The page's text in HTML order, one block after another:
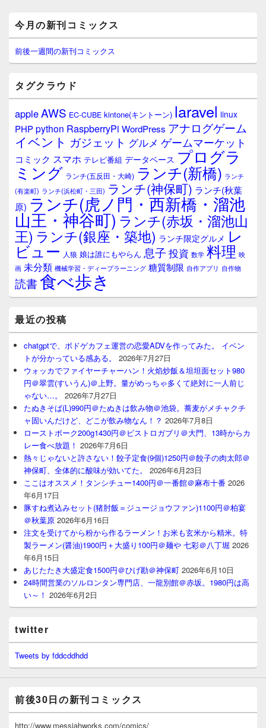
イ
ン
サ
イ
ウ
ィ
ジ
ェ
ア
今月の新刊コミックス
前後一週間の新刊コミックス
タグクラウド
appleAWS EC-CUBE kintone(キントーン) laravel linux
PHPpython RaspberryPi WordPress アナログゲーム
イベント ガジェット グルメ ゲームマーケット
コミック スマホ テレビ番組 データベース プログラ
ミング ランチ(五反田・大崎) ランチ(新橋) ランチ
(有楽町) ランチ(浜松町・三田) ランチ(神保町) ランチ(秋葉
原) ランチ(虎ノ門・西新橋・溜池
山王・神谷町) ランチ(赤坂・溜池山
王) ランチ(銀座・築地) ランチ限定グルメ レ
ビュー 人狼 娘は誰にもやらん 息子 投資 数学 料理 映
画 未分類 機械学習・ディープラーニング 糖質制限 自作アプリ 自作物
読書食べ歩き
最近の投稿
chatgptで、ボドゲカフェ運営の恋愛ADVを作ってみた。 イベン
トが分かっている感ある。
2026年7月27日
ウォッカでファイヤーチャーハン！火焰炒飯＆坦坦面セット980
円＠翠雲(すいうん)＠上野。量がめっちゃ多くて絶対に一人前じ
ゃない…。
2026年7月27日
たぬきそば(L)990円＠たぬきは飲み物＠池袋。蕎麦がメチャクチ
ャ固いんだけど、どこが飲み物なん！？ 2026年7月8日
ローストポーク200g1430円＠ビストロガブリ＠大門、13時からカ
レー食べ放題！ 2026年7月6日
熱々じゃないと許さない！餃子定食(9個)1250円＠餃子の肉太郎＠
神保町、全体的に酸味が効いてた。
2026年6月23日
ここはオススメ！タンシチュー1400円＠一番館＠麻布十番 2026
年6月17日
豚すね煮込みセット(猪肘飯＝ジュージョウファン)1100円＠柏宴
＠秋葉原 2026年6月16日
注文を受けてから粉から作るラーメン！お米も玄米から精米。特
製ラーメン(醤油)1900円＋大盛り100円＠麺や 七彩＠八丁堀 2026
年6月15日
あじたたき大盛定食1500円＠ひげ勘＠神保町 2026年6月10日
24時間営業のソルロンタン専門店、一龍別館＠赤坂。1980円は高
い～！ 2026年6月2日
twitter
Tweets by fddcddhdd
前後30日の新刊コミックス
http://www.messiahworks.com/comics/